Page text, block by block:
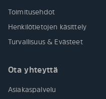
Toimitusehdot
Henkilötietojen käsittely
Turvallisuus & Evästeet
Ota yhteyttä
Asiakaspalvelu